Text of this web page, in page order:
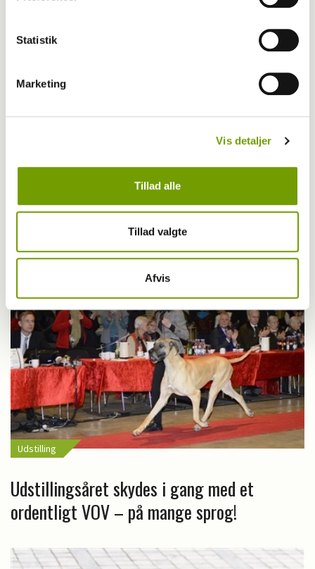
Statistik
Marketing
Vis detaljer
Tillad alle
Tillad valgte
Afvis
Firbenet fest i Vejen
Udstilling
Udstillingsåret skydes i gang med et
ordentligt VOV – på mange sprog!